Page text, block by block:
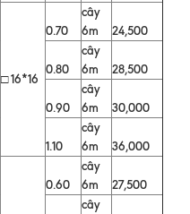
□ 16*16
0.70
cây
6m
24,500
0.80
cây
6m
28,500
0.90
cây
6m
30,000
1.10
cây
6m
36,000
0.60
cây
6m
27,500
cây